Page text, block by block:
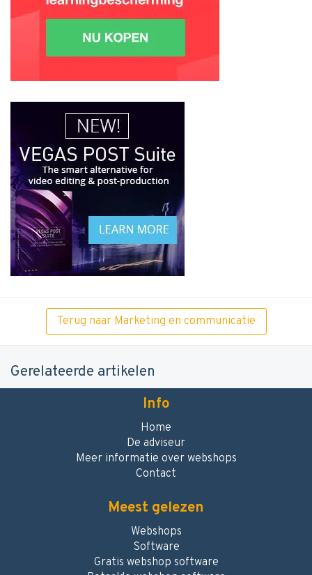
Terug naar Marketing en communicatie
Gerelateerde artikelen
Info
Home
De adviseur
Meer informatie over webshops
Contact
Meest gelezen
Webshops
Software
Gratis webshop software